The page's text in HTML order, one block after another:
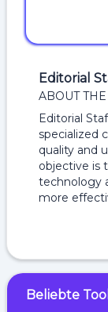
Editorial
ABOUT
Editorial
specialized
quality and
objective is
technology
more
Beliebte